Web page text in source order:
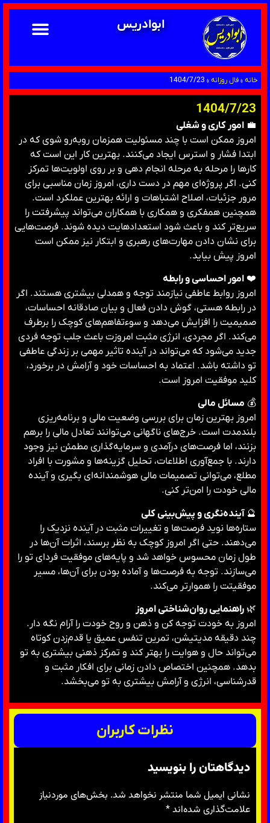
ابوادریس
خانه»فال روزانه»
1404/7/23
1404/7/23
💼 امور کاری و شغلی
امروز ممکن است با چند مسئولیت همزمان روبه‌رو شوی که در
ابتدا فشار و استرس ایجاد می‌کنند. بهترین کار این است که
کارها را مرحله به مرحله انجام دهی و بر روی اولویت‌ها تمرکز
کنی. اگر پروژه‌ای مهم در دست داری، امروز زمان مناسبی برای
مرور جزئیات، اصلاح اشتباهات و ارائه بهترین عملکرد است.
همچنین همفکری و همکاری با همکاران می‌تواند پیشرفتت را
سریع‌تر کند و باعث شود استعدادهایت دیده شوند. فرصت‌هایی
برای نشان دادن مهارت‌های رهبری و ابتکار نیز ممکن است
امروز پیش بیاید.
❤️ امور احساسی و رابطه
امروز روابط عاطفی نیازمند توجه و همدلی بیشتری هستند. اگر
در رابطه هستی، گوش دادن فعال و بیان صادقانه احساسات،
صمیمیت را افزایش می‌دهد و سوءتفاهم‌های کوچک را برطرف
می‌کند. اگر مجردی، انرژی مثبت امروزت باعث جلب توجه فردی
جدید می‌شود که می‌تواند در آینده تاثیر مهمی بر زندگی عاطفی
تو داشته باشد. اعتماد به احساسات خود و آرامش در برخورد،
کلید موفقیت امروز است.
💰 مسائل مالی
امروز بهترین زمان برای بررسی وضعیت مالی و برنامه‌ریزی
بلندمدت است. خرج‌های ناگهانی می‌توانند تعادل مالی را برهم
بزنند، اما فرصت‌های درآمدی و سرمایه‌گذاری مطمئن نیز وجود
دارند. با جمع‌آوری اطلاعات، تحلیل گزینه‌ها و مشورت با افراد
مطلع، می‌توانی تصمیمات مالی هوشمندانه‌ای بگیری و آینده
مالی خودت را امن‌تر کنی.
🔮آینده‌نگری و پیش‌بینی کلی
ستاره‌ها نوید فرصت‌ها و تغییرات مثبت در آینده نزدیک را
می‌دهند. حتی اگر امروز کوچک به نظر برسند، اثرات آن‌ها در
طول زمان محسوس خواهد شد و پایه‌های موفقیت فردای تو را
می‌سازند. توجه به فرصت‌ها و آماده بودن برای آن‌ها، مسیر
موفقیتت را هموارتر می‌کند.
🌿 راهنمایی روان‌شناختی امروز
امروز به خودت توجه کن و ذهن و روح خودت را آرام نگه دار.
چند دقیقه مدیتیشن، تمرین تنفس عمیق یا قدم‌زدن کوتاه
می‌تواند حال و هوایت را بهتر کند و تمرکز ذهنی بیشتری به تو
بدهد. همچنین اختصاص دادن زمانی برای افکار مثبت و
قدرشناسی، انرژی و آرامش بیشتری به تو می‌بخشد.
نظرات کاربران
دیدگاهتان را بنویسید
نشانی ایمیل شما منتشر نخواهد شد. بخش‌های موردنیاز
علامت‌گذاری شده‌اند*